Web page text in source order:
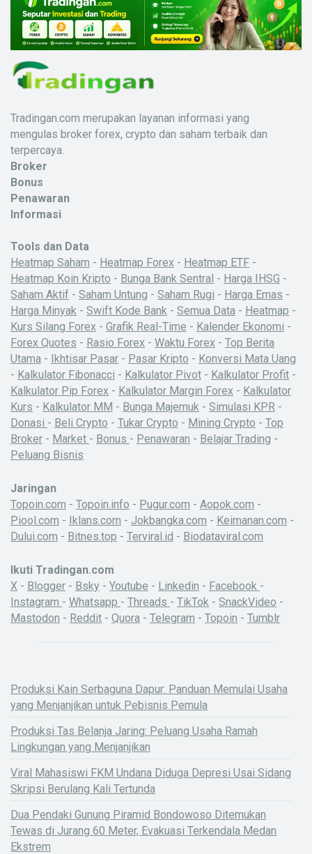
Tradingan.com merupakan layanan informasi yang
mengulas broker forex, crypto dan saham terbaik dan
terpercaya.
Broker
Bonus
Penawaran
Informasi
Tools dan Data
Heatmap Saham - Heatmap Forex - Heatmap ETF -
Heatmap Koin Kripto - Bunga Bank Sentral - Harga IHSG -
Saham Aktif - Saham Untung - Saham Rugi - Harga Emas -
Harga Minyak - Swift Kode Bank - Semua Data - Heatmap -
Kurs Silang Forex - Grafik Real-Time - Kalender Ekonomi -
Forex Quotes - Rasio Forex - Waktu Forex - Top Berita
Utama - Ikhtisar Pasar - Pasar Kripto - Konversi Mata Uang
- Kalkulator Fibonacci - Kalkulator Pivot - Kalkulator Profit -
Kalkulator Pip Forex - Kalkulator Margin Forex - Kalkulator
Kurs - Kalkulator MM - Bunga Majemuk - Simulasi KPR -
Donasi - Beli Crypto - Tukar Crypto - Mining Crypto - Top
Broker - Market - Bonus - Penawaran - Belajar Trading -
Peluang Bisnis
Jaringan
Topoin.com - Topoin.info - Pugur.com - Aopok.com -
Piool.com - Iklans.com - Jokbangka.com - Keimanan.com -
Dului.com - Bitnes.top - Terviral.id - Biodataviral.com
Ikuti Tradingan.com
X - Blogger - Bsky - Youtube - Linkedin - Facebook -
Instagram - Whatsapp - Threads - TikTok - SnackVideo -
Mastodon - Reddit - Quora - Telegram - Topoin - Tumblr
Produksi Kain Serbaguna Dapur: Panduan Memulai Usaha
yang Menjanjikan untuk Pebisnis Pemula
Produksi Tas Belanja Jaring: Peluang Usaha Ramah
Lingkungan yang Menjanjikan
Viral Mahasiswi FKM Undana Diduga Depresi Usai Sidang
Skripsi Berulang Kali Tertunda
Dua Pendaki Gunung Piramid Bondowoso Ditemukan
Tewas di Jurang 60 Meter, Evakuasi Terkendala Medan
Ekstrem